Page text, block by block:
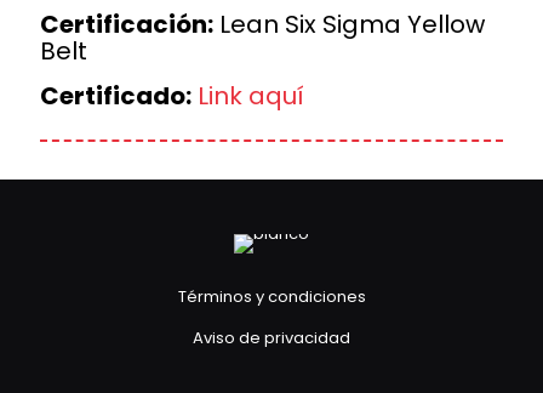
Certificación: Lean Six Sigma Yellow
Belt
Certificado: Link aquí
Términos y condiciones
Aviso de privacidad